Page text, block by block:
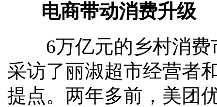
电商带动消费升级
6万亿元的乡村消费
采访了丽淑超市经营者
提点。两年多前，美团